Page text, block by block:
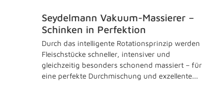
Seydelmann Vakuum-Massierer –
Schinken in Perfektion
Durch das intelligente Rotationsprinzip werden
Fleischstücke schneller, intensiver und
gleichzeitig besonders schonend massiert – für
eine perfekte Durchmischung und exzellente...